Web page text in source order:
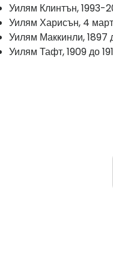
Уилям Клинтън, 1993-
Уилям Харисън, 4
Уилям Маккинли, 1897
Уилям Тафт, 1909 до